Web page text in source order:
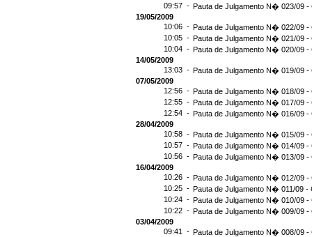
09:57 - Pauta de Julgamento N� 023/09 -
19/05/2009
10:06 - Pauta de Julgamento N� 022/09 -
10:05 - Pauta de Julgamento N� 021/09 -
10:04 - Pauta de Julgamento N� 020/09 -
14/05/2009
13:03 - Pauta de Julgamento N� 019/09 -
07/05/2009
12:56 - Pauta de Julgamento N� 018/09 -
12:55 - Pauta de Julgamento N� 017/09 -
12:54 - Pauta de Julgamento N� 016/09 -
28/04/2009
10:58 - Pauta de Julgamento N� 015/09 -
10:57 - Pauta de Julgamento N� 014/09 -
10:56 - Pauta de Julgamento N� 013/09 -
16/04/2009
10:26 - Pauta de Julgamento N� 012/09 -
10:25 - Pauta de Julgamento N� 011/09 -
10:24 - Pauta de Julgamento N� 010/09 -
10:22 - Pauta de Julgamento N� 009/09 -
03/04/2009
09:41 - Pauta de Julgamento N� 008/09 -